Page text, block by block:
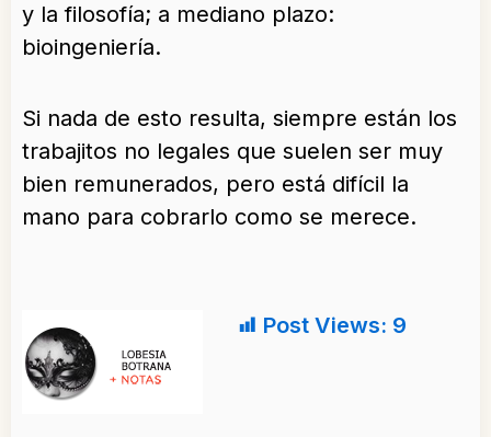
y la filosofía; a mediano plazo:
bioingeniería.
Si nada de esto resulta, siempre están los
trabajitos no legales que suelen ser muy
bien remunerados, pero está difícil la
mano para cobrarlo como se merece.
Post Views: 9